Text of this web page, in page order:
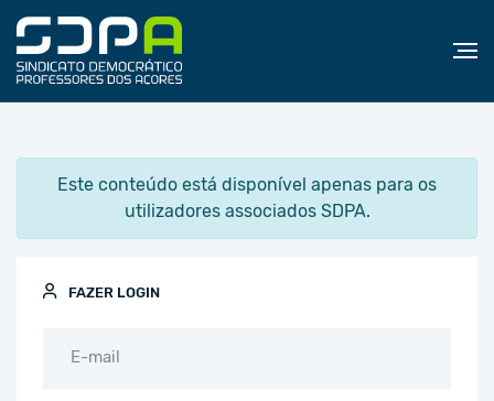
Este conteúdo está disponível apenas para os
utilizadores associados SDPA.
FAZER LOGIN
E-mail